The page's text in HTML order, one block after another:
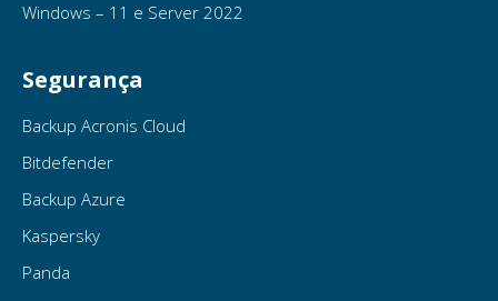
Windows – 11 e Server 2022
Segurança
Backup Acronis Cloud
Bitdefender
Backup Azure
Kaspersky
Panda